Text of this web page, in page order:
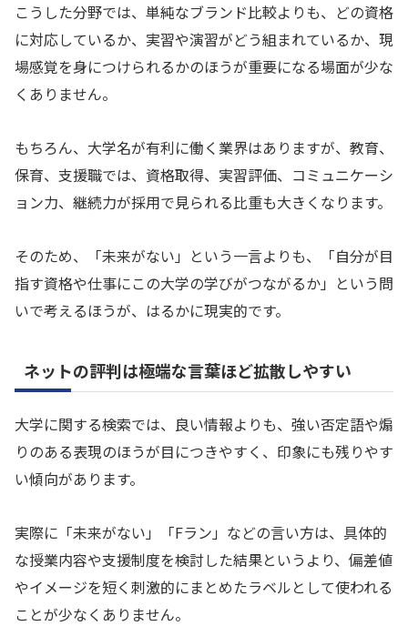
こうした分野では、単純なブランド比較よりも、どの資格
に対応しているか、実習や演習がどう組まれているか、現
場感覚を身につけられるかのほうが重要になる場面が少な
くありません。
もちろん、大学名が有利に働く業界はありますが、教育、
保育、支援職では、資格取得、実習評価、コミュニケーシ
ョン力、継続力が採用で見られる比重も大きくなります。
そのため、「未来がない」という一言よりも、「自分が目
指す資格や仕事にこの大学の学びがつながるか」という問
いで考えるほうが、はるかに現実的です。
ネットの評判は極端な言葉ほど拡散しやすい
大学に関する検索では、良い情報よりも、強い否定語や煽
りのある表現のほうが目につきやすく、印象にも残りやす
い傾向があります。
実際に「未来がない」「Fラン」などの言い方は、具体的
な授業内容や支援制度を検討した結果というより、偏差値
やイメージを短く刺激的にまとめたラベルとして使われる
ことが少なくありません。